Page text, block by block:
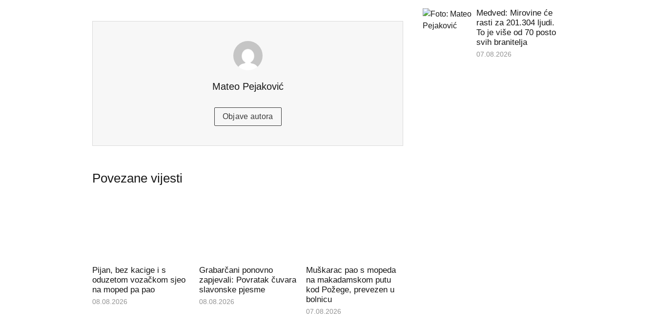
Mateo Pejaković
Objave autora
Povezane vijesti
Pijan, bez kacige i s
oduzetom vozačkom sjeo
na moped pa pao
08.08.2026
Grabarčani ponovno
zapjevali: Povratak čuvara
slavonske pjesme
08.08.2026
Muškarac pao s mopeda
na makadamskom putu
kod Požege, prevezen u
bolnicu
07.08.2026
Medved: Mirovine će
rasti za 201.304 ljudi.
To je više od 70 posto
svih branitelja
07.08.2026